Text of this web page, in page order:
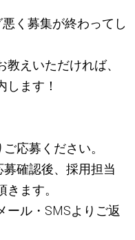
く募集が終わってし
えいただければ、
ます！
応募ください。
募確認後、採用担当
ます。
ール・SMSよりご返